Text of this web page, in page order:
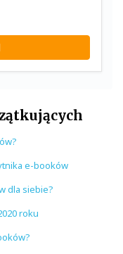
e-booków
dla siebie?
roku